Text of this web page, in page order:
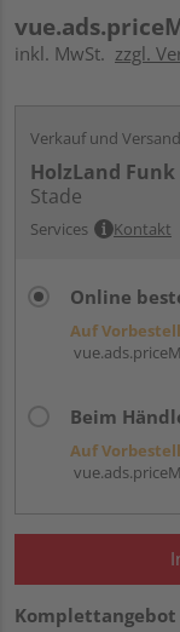
inkl. MwSt. zzgl.
Verkauf und
HolzLand Funk
Stade
Services Kontakt
Online
Auf
Beim
Auf
Komplettangebot